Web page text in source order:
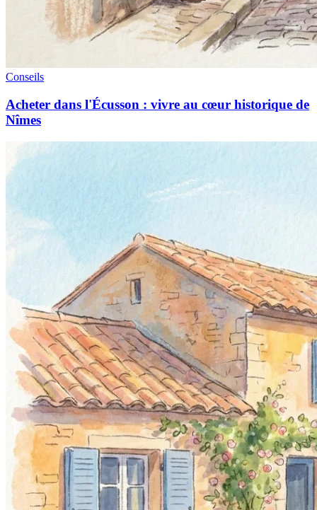
Conseils
Acheter dans l'Écusson : vivre au cœur historique de
Nîmes